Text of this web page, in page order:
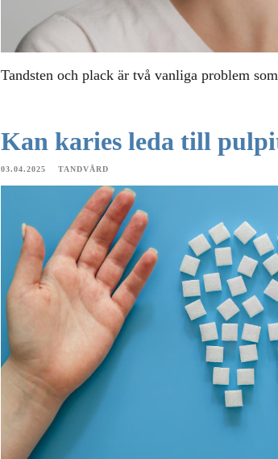
Tandsten och plack är två vanliga problem
Kan karies leda till
03.04.2025 TANDVÅRD